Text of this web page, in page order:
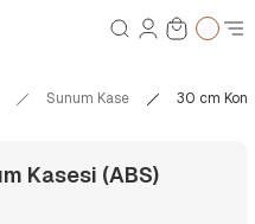
Sunum Kase 30 cm
Kasesi (ABS)